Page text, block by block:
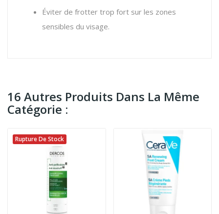
Éviter de frotter trop fort sur les zones
sensibles du visage.
16 Autres Produits Dans La Même
Catégorie :
Rupture De Stock